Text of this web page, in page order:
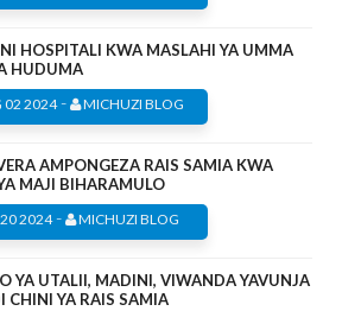
HOSPITALI KWA MASLAHI YA UMMA
HUDUMA
02 2024- MICHUZI BLOG
AMPONGEZA RAIS SAMIA KWA
MAJI BIHARAMULO
2024- MICHUZI BLOG
YA UTALII, MADINI, VIWANDA YAVUNJA
CHINI YA RAIS SAMIA